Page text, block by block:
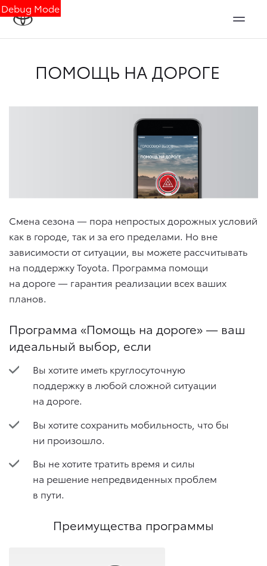
Debug Mode
ПОМОЩЬ НА ДОРОГЕ
Смена сезона — пора непростых дорожных условий
как в городе, так и за его пределами. Но вне
зависимости от ситуации, вы можете рассчитывать
на поддержку Toyota. Программа помощи
на дороге — гарантия реализации всех ваших
планов.
Программа «Помощь на дороге» — ваш
идеальный выбор, если
Вы хотите иметь круглосуточную
поддержку в любой сложной ситуации
на дороге.
Вы хотите сохранить мобильность, что бы
ни произошло.
Вы не хотите тратить время и силы
на решение непредвиденных проблем
в пути.
Преимущества программы